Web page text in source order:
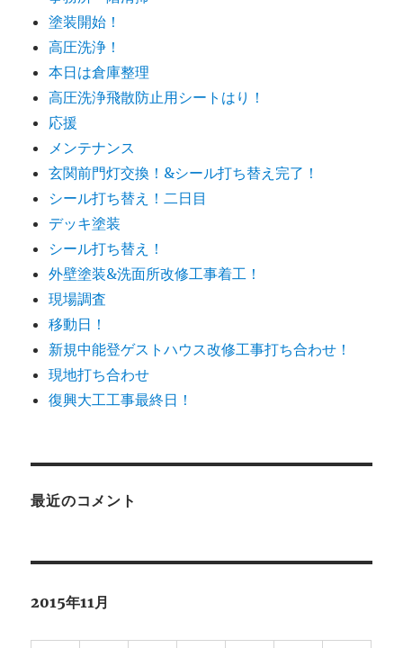
塗装開始！
高圧洗浄！
本日は倉庫整理
高圧洗浄飛散防止用シートはり！
応援
メンテナンス
玄関前門灯交換！&シール打ち替え完了！
シール打ち替え！二日目
デッキ塗装
シール打ち替え！
外壁塗装&洗面所改修工事着工！
現場調査
移動日！
新規中能登ゲストハウス改修工事打ち合わせ！
現地打ち合わせ
復興大工工事最終日！
最近のコメント
2015年11月